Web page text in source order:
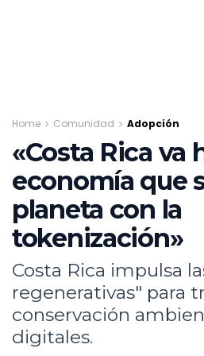
Home Comunidad Adopción
«Costa Rica va
economía que
planeta con la
tokenización»
Costa Rica impulsa
regenerativas" para
conservación
digitales.